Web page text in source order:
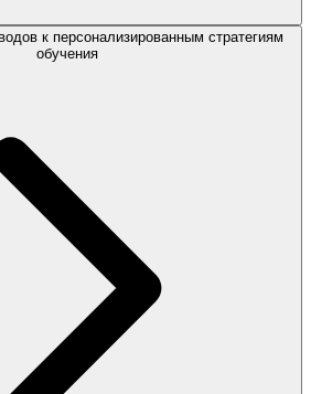
к персонализированным стратегиям
обучения